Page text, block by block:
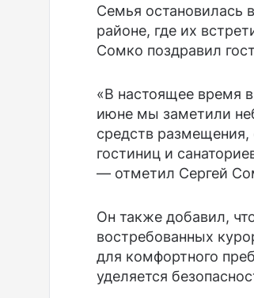
Семья остановилась
районе, где их
Сомко поздравил
«В настоящее время
июне мы заметили
средств размещения,
гостиниц и
— отметил Сергей
Он также добавил,
востребованных
для комфортного
уделяется